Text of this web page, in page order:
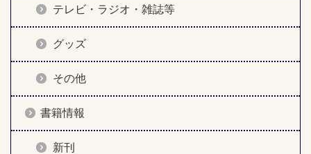
テレビ・ラジオ・雑誌等
グッズ
その他
書籍情報
新刊